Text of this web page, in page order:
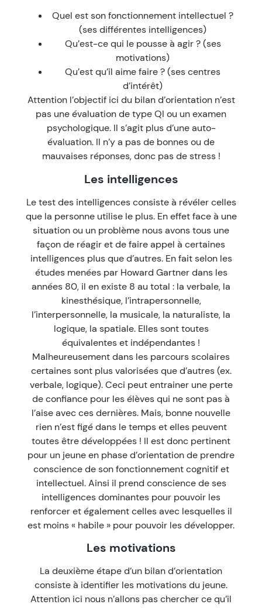
Quel est son fonctionnement intellectuel ?
(ses différentes intelligences)
Qu’est-ce qui le pousse à agir ? (ses
motivations)
Qu’est qu’il aime faire ? (ses centres
d’intérêt)
Attention l’objectif ici du bilan d’orientation n’est
pas une évaluation de type QI ou un examen
psychologique. Il s’agit plus d’une auto-
évaluation. Il n’y a pas de bonnes ou de
mauvaises réponses, donc pas de stress !
Les intelligences
Le test des intelligences consiste à révéler celles
que la personne utilise le plus. En effet face à une
situation ou un problème nous avons tous une
façon de réagir et de faire appel à certaines
intelligences plus que d’autres. En fait selon les
études menées par Howard Gartner dans les
années 80, il en existe 8 au total : la verbale, la
kinesthésique, l’intrapersonnelle,
l’interpersonnelle, la musicale, la naturaliste, la
logique, la spatiale. Elles sont toutes
équivalentes et indépendantes !
Malheureusement dans les parcours scolaires
certaines sont plus valorisées que d’autres (ex.
verbale, logique). Ceci peut entrainer une perte
de confiance pour les élèves qui ne sont pas à
l’aise avec ces dernières. Mais, bonne nouvelle
rien n’est figé dans le temps et elles peuvent
toutes être développées ! Il est donc pertinent
pour un jeune en phase d’orientation de prendre
conscience de son fonctionnement cognitif et
intellectuel. Ainsi il prend conscience de ses
intelligences dominantes pour pouvoir les
renforcer et également celles avec lesquelles il
est moins « habile » pour pouvoir les développer.
Les motivations
La deuxième étape d’un bilan d’orientation
consiste à identifier les motivations du jeune.
Attention ici nous n’allons pas chercher ce qu’il